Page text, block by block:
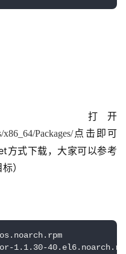
打开
Packages/点击即可
方式下载，大家可以参考
标）
1.1.30-